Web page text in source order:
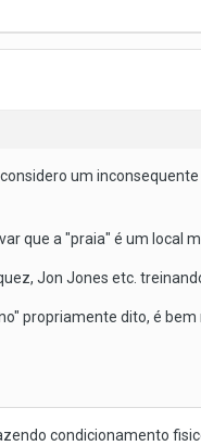
um
que a "praia" é um local
Jon Jones etc.
propriamente dito, é
condicionamento